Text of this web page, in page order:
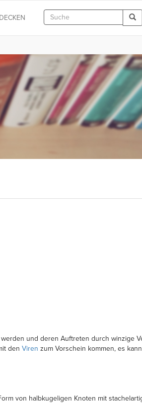
und deren Auftreten durch winzige
den Viren zum Vorschein kommen, es
von halbkugeligen Knoten mit